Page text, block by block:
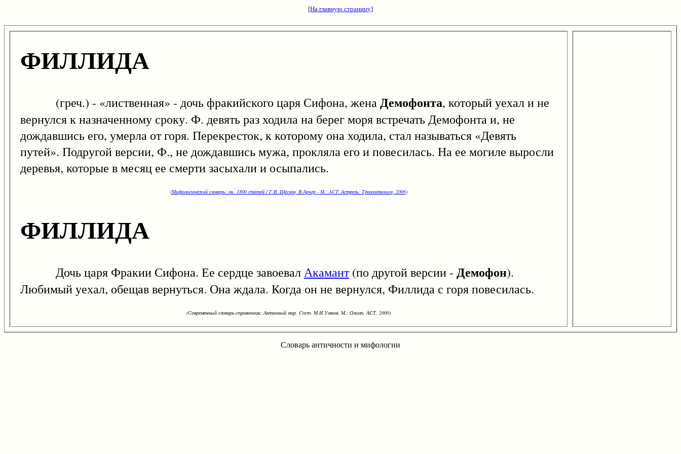
[На главную страницу]
ФИЛЛИДА
(греч.) - «лиственная» - дочь фракийского царя Сифона, женаДемофонта, который уехал и не
вернулся к назначенному сроку. Ф. девять раз ходила на берег моря встречать Демофонта и, не
дождавшись его, умерла от горя. Перекресток, к которому она ходила, стал называться «Девять
путей». Подругой версии, Ф., не дождавшись мужа, прокляла его и повесилась. На ее могиле выросли
деревья, которые в месяц ее смерти засыхали и осыпались.
(Мифологический словарь: ок. 1800 статей / Г.В. Щеглов, В.Арчер - М.: ACT: Астрель: Транзиткнига, 2006)
ФИЛЛИДА
Дочь царя Фракии Сифона. Ее сердце завоевалАкамант(по другой версии - Демофон).
Любимый уехал, обещав вернуться. Она ждала. Когда он не вернулся, Филлида с горя повесилась.
(Современный словарь-справочник: Античный мир. Cост. М.И.Умнов. М.: Олимп, АСТ, 2000)
Словарь античности и мифологии